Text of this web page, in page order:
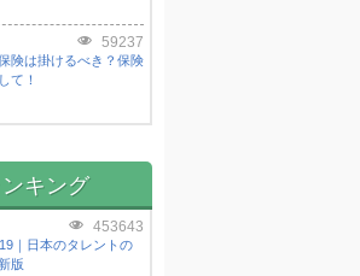
59237
険は掛けるべき？保険
て！
キング
453643
｜日本のタレントの
版